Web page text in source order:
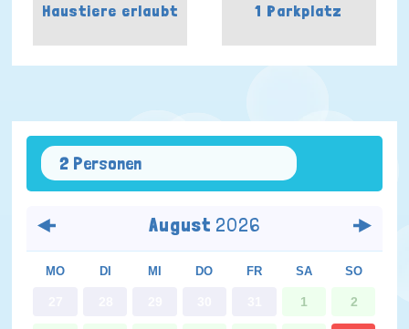
Haustiere erlaubt 1 Parkplatz
2 Personen
August 2026
MO DI MI DO FR SA SO
1 2